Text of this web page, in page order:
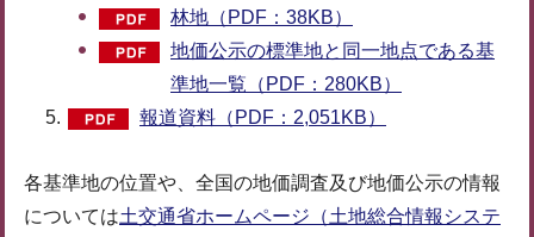
林地（PDF：38KB）
地価公示の標準地と同一地点である基
準地一覧（PDF：280KB）
報道資料（PDF：2,051KB）
各基準地の位置や、全国の地価調査及び地価公示の情報
については土交通省ホームページ（土地総合情報システ